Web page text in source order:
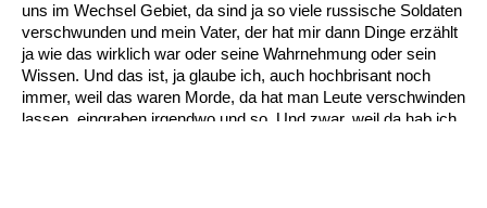
uns im Wechsel Gebiet, da sind ja so viele russische Soldaten
verschwunden und mein Vater, der hat mir dann Dinge erzählt
ja wie das wirklich war oder seine Wahrnehmung oder sein
Wissen. Und das ist, ja glaube ich, auch hochbrisant noch
immer, weil das waren Morde, da hat man Leute verschwinden
lassen, eingraben irgendwo und so. Und zwar, weil da hab ich